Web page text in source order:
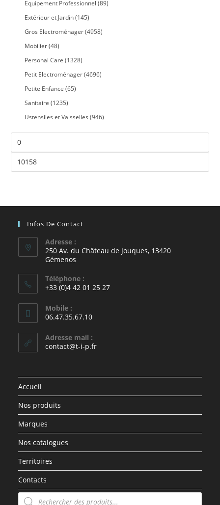
Equipement Professionnel (89)
Extérieur et Jardin (145)
Gros Electroménager (4958)
Mobilier (48)
Personal Care (1328)
Petit Electroménager (4696)
Petite Enfance (65)
Sanitaire (1235)
Ustensiles et Vaisselles (946)
Infos De Contact
Adresse :
250 Av. du Château de Jouques, 13420
Gémenos
Téléphone :
+33 (0)4 42 01 25 27
Mobile :
06.47.35.67.10
Adresse mail :
contact@t-i-p.fr
Accueil
Nos produits
Marques
Nos catalogues
Territoires
Contacts
Recherche
de